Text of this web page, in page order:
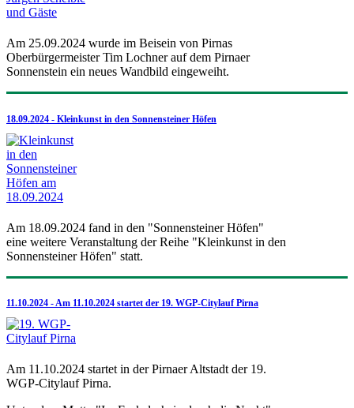
Am 25.09.2024 wurde im Beisein von Pirnas
Oberbürgermeister Tim Lochner auf dem Pirnaer
Sonnenstein ein neues Wandbild eingeweiht.
18.09.2024 - Kleinkunst in den Sonnensteiner Höfen
Am 18.09.2024 fand in den "Sonnensteiner Höfen"
eine weitere Veranstaltung der Reihe "Kleinkunst in den
Sonnensteiner Höfen" statt.
11.10.2024 - Am 11.10.2024 startet der 19. WGP-Citylauf Pirna
Am 11.10.2024 startet in der Pirnaer Altstadt der 19.
WGP-Citylauf Pirna.